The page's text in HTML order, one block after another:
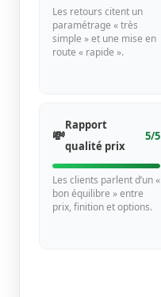
Les retours citent un
paramétrage « très
simple » et une mise en
route « rapide ».
💸
Rapport
qualité prix
5/5
Les clients parlent d’un «
bon équilibre » entre
prix, finition et options.